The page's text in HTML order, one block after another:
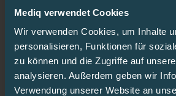
Mediq verwendet Cookies
Wir verwenden Cookies, um Inhalte
personalisieren, Funktionen für
zu können und die Zugriffe auf
analysieren. Außerdem geben wir
Verwendung unserer Website an
voreingestellt werden, um jede
Die Bolusabgabe wird auf Basis
Mahlzeitart, -größe und -uhrzeit
Algorithmus lernt aus
Nachtmodus:Der Nachtmodus